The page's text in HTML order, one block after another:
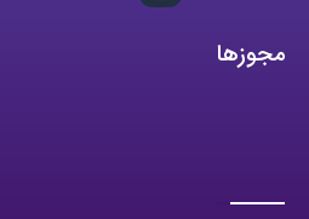
مجوزها